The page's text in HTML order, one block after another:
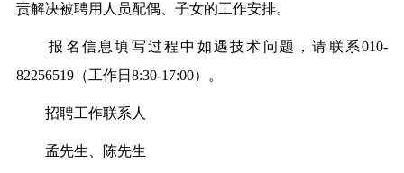
责解决被聘用人员配偶、子女的工作安排。
报名信息填写过程中如遇技术问题，请联系010-
82256519（工作日8:30-17:00）。
招聘工作联系人
孟先生、陈先生